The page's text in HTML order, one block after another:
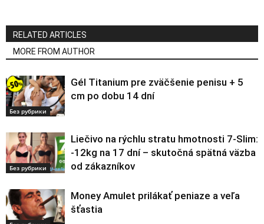
RELATED ARTICLES
MORE FROM AUTHOR
Без рубрики
Gél Titanium pre zväčšenie penisu + 5
cm po dobu 14 dní
Без рубрики
Liečivo na rýchlu stratu hmotnosti 7-Slim:
-12kg na 17 dní – skutočná spätná väzba
od zákazníkov
Money Amulet prilákať peniaze a veľa
šťastia